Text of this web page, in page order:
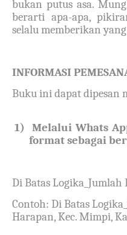
bukan putus asa.
berarti apa-apa,
selalu memberikan
INFORMASI
Buku ini dapat dipesan
1)
Melalui Whats
format sebagai
Di Batas Logika_Jumlah
Contoh: Di Batas
Harapan, Kec. Mimpi,